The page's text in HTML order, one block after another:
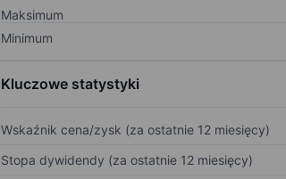
Maksimum
Minimum
Kluczowe statystyki
Wskaźnik cena/zysk (za ostatnie 12 miesięcy)
Stopa dywidendy (za ostatnie 12 miesięcy)